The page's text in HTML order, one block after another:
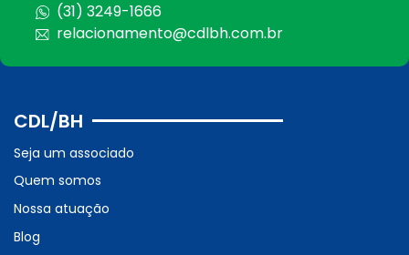
(31) 3249-1666
relacionamento@cdlbh.com.br
CDL/BH
Seja um associado
Quem somos
Nossa atuação
Blog